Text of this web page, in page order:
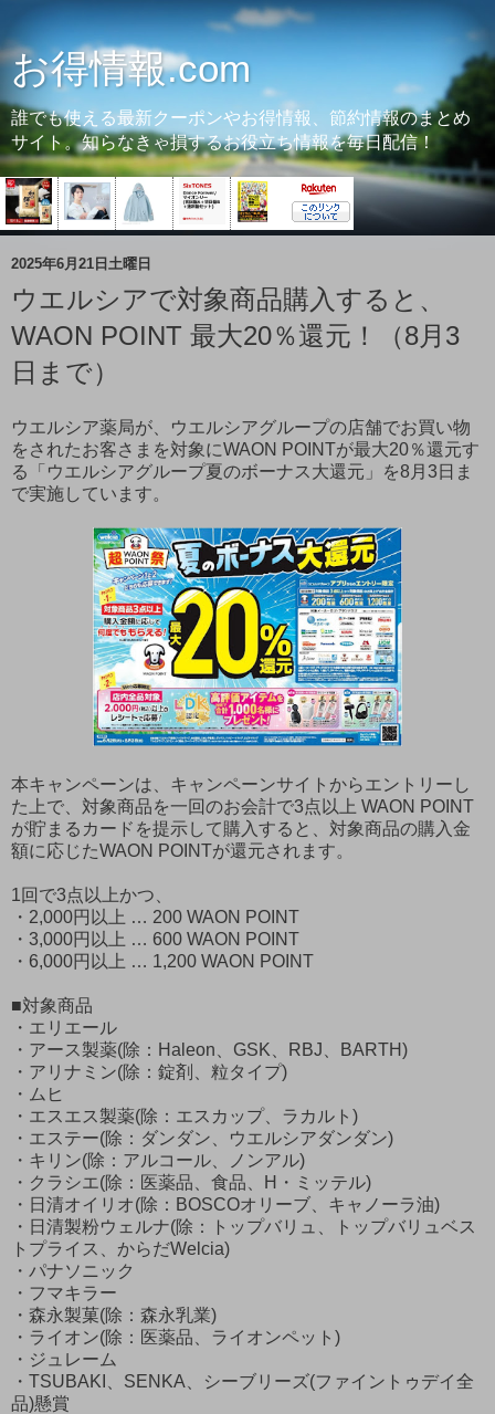
お得情報.com
誰でも使える最新クーポンやお得情報、節約情報のまとめ
サイト。知らなきゃ損するお役立ち情報を毎日配信！
2025年6月21日土曜日
ウエルシアで対象商品購入すると、
WAON POINT 最大20％還元！（8月3
日まで）
ウエルシア薬局が、ウエルシアグループの店舗でお買い物
をされたお客さまを対象にWAON POINTが最大20％還元す
る「ウエルシアグループ夏のボーナス大還元」を8月3日ま
で実施しています。
本キャンペーンは、キャンペーンサイトからエントリーし
た上で、対象商品を一回のお会計で3点以上 WAON POINT
が貯まるカードを提示して購入すると、対象商品の購入金
額に応じたWAON POINTが還元されます。
1回で3点以上かつ、
・2,000円以上 … 200 WAON POINT
・3,000円以上 … 600 WAON POINT
・6,000円以上 … 1,200 WAON POINT
■対象商品
・エリエール
・アース製薬(除：Haleon、GSK、RBJ、BARTH)
・アリナミン(除：錠剤、粒タイプ)
・ムヒ
・エスエス製薬(除：エスカップ、ラカルト)
・エステー(除：ダンダン、ウエルシアダンダン)
・キリン(除：アルコール、ノンアル)
・クラシエ(除：医薬品、食品、H・ミッテル)
・日清オイリオ(除：BOSCOオリーブ、キャノーラ油)
・日清製粉ウェルナ(除：トップバリュ、トップバリュベス
トプライス、からだWelcia)
・パナソニック
・フマキラー
・森永製菓(除：森永乳業)
・ライオン(除：医薬品、ライオンペット)
・ジュレーム
・TSUBAKI、SENKA、シーブリーズ(ファイントゥデイ全
品)懸賞